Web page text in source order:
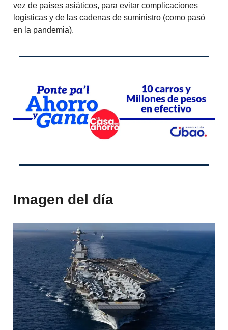
vez de países asiáticos, para evitar complicaciones
logísticas y de las cadenas de suministro (como pasó
en la pandemia).
Imagen del día